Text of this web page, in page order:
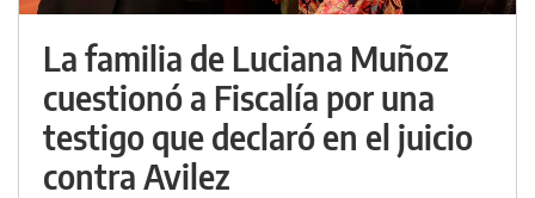
La familia de Luciana Muñoz
cuestionó a Fiscalía por una
testigo que declaró en el juicio
contra Avilez